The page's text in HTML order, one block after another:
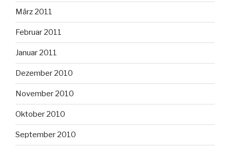
März 2011
Februar 2011
Januar 2011
Dezember 2010
November 2010
Oktober 2010
September 2010